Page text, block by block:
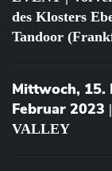
des Klosters
Tandoor
Mittwoch, 15.
Februar 2023
VALLEY